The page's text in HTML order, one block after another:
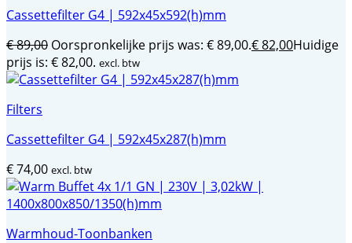
Cassettefilter G4 | 592x45x592(h)mm
€89,00 Oorspronkelijke prijs was: € 89,00.€82,00Huidige
prijs is: € 82,00. excl. btw
Filters
Cassettefilter G4 | 592x45x287(h)mm
€74,00 excl. btw
Warmhoud-Toonbanken